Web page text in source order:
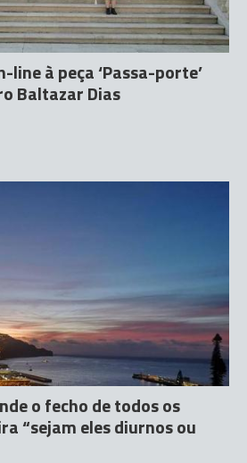
line à peça ‘Passa-porte’
Baltazar Dias
o fecho de todos os
“sejam eles diurnos ou